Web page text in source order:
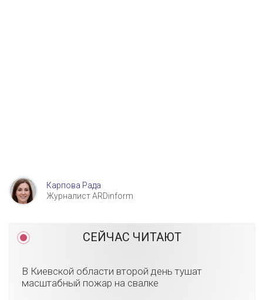
Карпова Рада
Журналист ARDinform
СЕЙЧАС ЧИТАЮТ
В Киевской области второй день тушат
масштабный пожар на свалке